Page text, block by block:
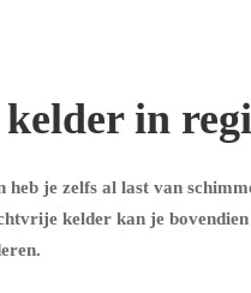
in
je zelfs al last van
kelder kan je